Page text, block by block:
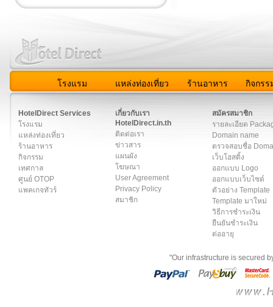
โรงแรม แหล่งท่องเที่ยว ร้านอาหาร กิจกรร
HotelDirect Services
โรงแรม
แหล่งท่องเที่ยว
ร้านอาหาร
กิจกรรม
เทศกาล
ศูนย์ OTOP
แพคเกจทัวร์
เกี่ยวกับเรา
HotelDirect.in.th
ติดต่อเรา
ข่าวสาร
แผนผัง
โฆษณา
User Agreement
Privacy Policy
สมาชิก
สมัครสมาชิก
รายละเอียด
Domain name
ตรวจสอบชื่อ
เว็บโฮสติ้ง
ออกแบบ Logo
ออกแบบเว็บไซต์
ตัวอย่าง Template
Template มาใหม่
วิธีการชำระเงิน
ยืนยันชำระเงิน
ต่ออายุ
"Our infrastructure is secured